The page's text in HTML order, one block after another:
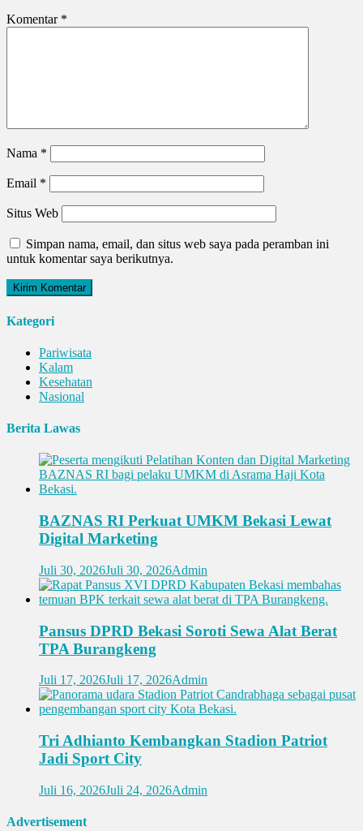
Komentar *
Nama *
Email *
Situs Web
Simpan nama, email, dan situs web saya pada peramban ini
untuk komentar saya berikutnya.
Kategori
Pariwisata
Kalam
Kesehatan
Nasional
Berita Lawas
BAZNAS RI Perkuat UMKM Bekasi Lewat
Digital Marketing
Juli 30, 2026Juli 30, 2026Admin
Pansus DPRD Bekasi Soroti Sewa Alat Berat
TPA Burangkeng
Juli 17, 2026Juli 17, 2026Admin
Tri Adhianto Kembangkan Stadion Patriot
Jadi Sport City
Juli 16, 2026Juli 24, 2026Admin
Advertisement